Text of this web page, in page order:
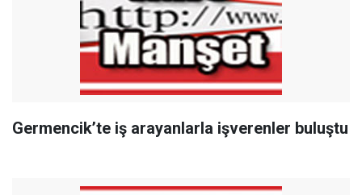
Germencik’te iş arayanlarla işverenler buluştu